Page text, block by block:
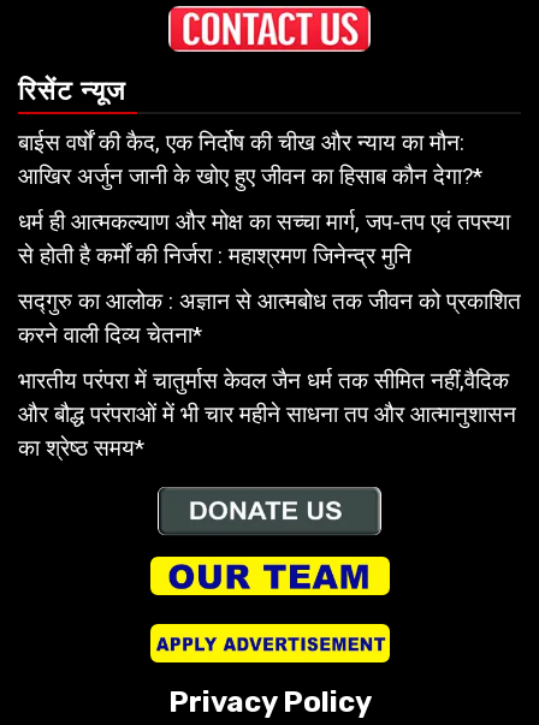
रिसेंट न्यूज
बाईस वर्षों की कैद, एक निर्दोष की चीख और न्याय का मौन:
आखिर अर्जुन जानी के खोए हुए जीवन का हिसाब कौन देगा?*
धर्म ही आत्मकल्याण और मोक्ष का सच्चा मार्ग, जप-तप एवं तपस्या
से होती है कर्मों की निर्जरा : महाश्रमण जिनेन्द्र मुनि
सद्गुरु का आलोक : अज्ञान से आत्मबोध तक जीवन को प्रकाशित
करने वाली दिव्य चेतना*
भारतीय परंपरा में चातुर्मास केवल जैन धर्म तक सीमित नहीं,वैदिक
और बौद्ध परंपराओं में भी चार महीने साधना तप और आत्मानुशासन
का श्रेष्ठ समय*
Privacy Policy